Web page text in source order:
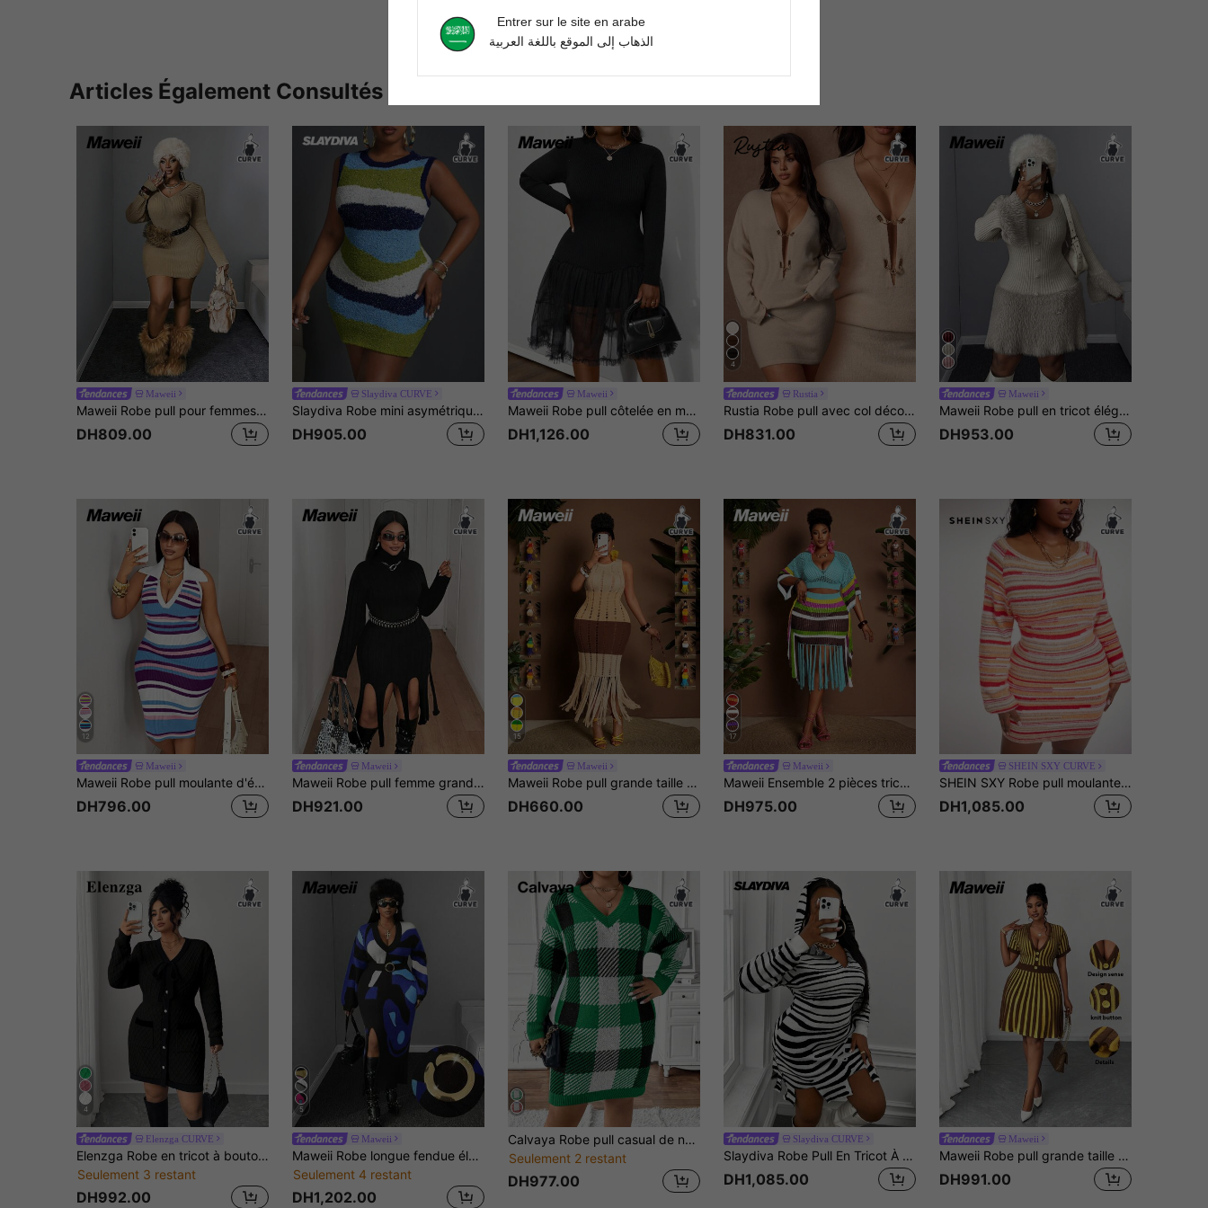
Articles Également Consultés
Maweii
Maweii Robe pull pour femmes grandes tailles, style court tricoté à manches longues kaki, col en V profond, pour les voyages, les vacances, les soirées, les boîtes de nuit. Styles printemps et automne. Robes grande taille pour le port quotidien. Tricot pour soirée à Londres, tricot rave à Londres, tricot pour soirée scandinave, tricot Y2K, pull Y2K, Top de soirée Y2K, tricot de soirée, tricot pour sortir, pull de boîte de nuit, tricot rave, tricot gothique
DH809.00
Slaydiva CURVE
Slaydiva Robe mini asymétrique à blocs de couleur, style décontracté rétro, basic pour tous les jours, sans manches, grande taille, automne
DH905.00
Maweii
Maweii Robe pull côtelée en mesh contrasté de couleur unie décontractée pour femmes en grande taille, pour l'automne/hiver
DH1,126.00
4
Rustia
Rustia Robe pull avec col décoré de métal oversize, pour l'automne/l'hiver
DH831.00
Maweii
Maweii Robe pull en tricot élégante et ajustée à cœur duveteux de couleur unie pour femmes grandes tailles
DH953.00
12
Maweii
Maweii Robe pull moulante d'été à col châle, dos nu, avec blocs de couleurs et rayures, grande taille
DH796.00
Maweii
Maweii Robe pull femme grande taille col montant couleur unie ourlet asymétrique
DH921.00
15
Maweii
Maweii Robe pull grande taille pour femmes, multicolore, jaune, orange, violet, sans manches, col rond, franges, découpes, amincissante et sexy, robe tricotée pour femmes, vêtements d'extérieur pour femmes, printemps, été, vacances
DH660.00
17
Maweii
Maweii Ensemble 2 pièces tricoté grande taille, multicolore, Top à manches courtes + mini-jupe, col V, à franges, pour vacances, bord de mer, sexy, ample, fluide, à la mode, tenue de sortie pour femmes, ensemble tricoté femme, vêtements femme, été, printemps, maillot de bain, maillot de bain fin, maillot de bain tricoté
DH975.00
SHEIN SXY CURVE
SHEIN SXY Robe pull moulante à col bateau, manches lanternes, rayures colorées, pour femmes grandes tailles, décontractée, vacances, automne/hiver
DH1,085.00
4
Elenzga CURVE
Elenzga Robe en tricot à boutons et nœud élégante grande taille, automne/hiver
Seulement 3 restant
DH992.00
5
Maweii
Maweii Robe longue fendue élégante à manches longues, col en V rétro, motif abstrait jacquard, ceinture avec anneau métallique violet, grande taille, longueur au sol, pour le printemps, l'automne et l'hiver
Seulement 4 restant
DH1,202.00
Calvaya Robe pull casual de navettage en tricot avec col en V à carreaux, pour femmes grande taille. Automne/Hiver
Seulement 2 restant
DH977.00
Slaydiva CURVE
Slaydiva Robe Pull En Tricot À Capuche Rayée Grande Taille Pour Femme
DH1,085.00
Maweii
Maweii Robe pull grande taille pour femmes, robe mini sans manches, robe mini gilet, design bicolore, rayures jaunes et brunes, sexy, décontracté, design taille cintrée, coupe évasée ample, robe tricotée sexy, automne et hiver, style punk, style noir, robe de tous les jours, robe pour dames, tricot London Rave, tricot italien, tricot Y2K pour fête, tricot rave gothique, tricot Dark Academia, tricot victorien, tricot avant-gardiste
DH991.00
Entrer sur le site en arabe
الذهاب إلى الموقع باللغة العربية